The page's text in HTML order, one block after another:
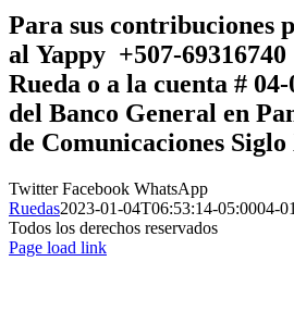
Para sus contribuciones
al Yappy +507-
Rueda o a la cuenta #
del Banco General en
de Comunicaciones
TwitterFacebook WhatsApp
Ruedas2023-01-04T06:53:14-05:0004-
Todos los derechos reservados
Page load link